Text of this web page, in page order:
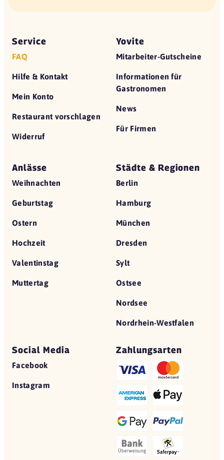
Service
FAQ
Hilfe & Kontakt
Mein Konto
Restaurant vorschlagen
Widerruf
Yovite
Mitarbeiter-Gutscheine
Informationen für
Gastronomen
News
Für Firmen
Anlässe
Weihnachten
Geburtstag
Ostern
Hochzeit
Valentinstag
Muttertag
Städte & Regionen
Berlin
Hamburg
München
Dresden
Sylt
Ostsee
Nordsee
Nordrhein-Westfalen
Social Media
Facebook
Instagram
Zahlungsarten